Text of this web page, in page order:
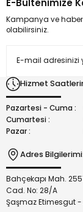
Görüş ve
Ürün
Bu ürüne
Kampanya ve
olabilirsiniz.
Hizmet
Pazartesi - Cuma :
Cumartesi :
Pazar :
Adres
Bahçekapı Mah.
Cad. No: 28/A
Şaşmaz Etimesgut